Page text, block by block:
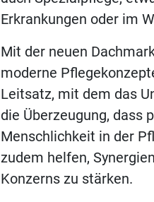
Erkrankungen oder im
Mit der neuen
moderne
Leitsatz, mit dem das
die Überzeugung, dass
Menschlichkeit in der
zudem helfen,
Konzerns zu stärken.